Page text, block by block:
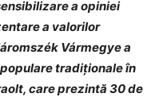
a opiniei
a valorilor
Vármegye a
tradiționale în
care prezintă 30 de